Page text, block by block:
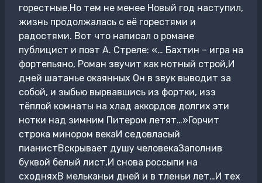
горестные.Но тем не менее Новый год наступил,
жизнь продолжалась с её горестями и
радостями. Вот что написал о романе
публицист и поэт А. Стреле: «… Бахтин – игра на
фортепьяно, Роман звучит как нотный строй,И
дней шатанье окаянных Он в звук выводит за
собой, и зыбью вырвавшись из фортки, изз
тёплой комнаты на хлад аккордов долгих эти
нотки над зимним Питером летят…»Горчит
строка минором векаИ седовласый
пианистВскрывает душу человекаЗаполнив
буквой белый лист,И снова россыпи на
сходняхВ мельканьи дней и в тленьи лет…И тех